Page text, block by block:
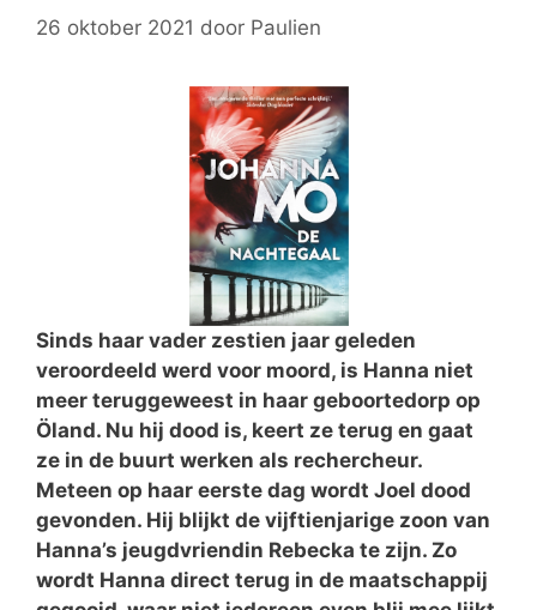
26 oktober 2021 door Paulien
Sinds haar vader zestien jaar geleden
veroordeeld werd voor moord, is Hanna niet
meer teruggeweest in haar geboortedorp op
Öland. Nu hij dood is, keert ze terug en gaat
ze in de buurt werken als rechercheur.
Meteen op haar eerste dag wordt Joel dood
gevonden. Hij blijkt de vijftienjarige zoon van
Hanna’s jeugdvriendin Rebecka te zijn. Zo
wordt Hanna direct terug in de maatschappij